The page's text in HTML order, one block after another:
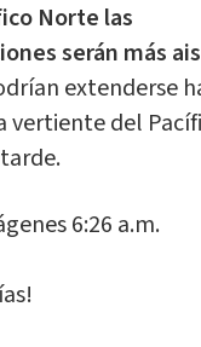
Norte las
serán más
extenderse
vertiente del
6:26 a.m.